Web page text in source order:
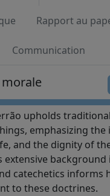
Rapport au
Communication
upholds
emphasizing the
and the dignity of
extensive background
catechetics informs
to these doctrines.